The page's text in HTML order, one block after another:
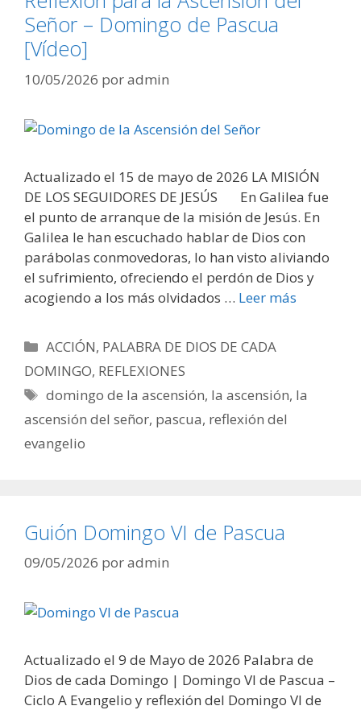
Señor – Domingo de Pascua
[Vídeo]
10/05/2026 poradmin
Actualizado el 15 de mayo de 2026 LA MISIÓN
DE LOS SEGUIDORES DE JESÚS En Galilea fue
el punto de arranque de la misión de Jesús. En
Galilea le han escuchado hablar de Dios con
parábolas conmovedoras, lo han visto aliviando
el sufrimiento, ofreciendo el perdón de Dios y
acogiendo a los más olvidados … Leer más
Categorías
ACCIÓN, PALABRA DE DIOS DE CADA
DOMINGO, REFLEXIONES
Etiquetas
domingo de la ascensión, la ascensión, la
ascensión del señor, pascua, reflexión del
evangelio
Guión Domingo VI de Pascua
09/05/2026 poradmin
Actualizado el 9 de Mayo de 2026 Palabra de
Dios de cada Domingo | Domingo VI de Pascua –
Ciclo A Evangelio y reflexión del Domingo VI de